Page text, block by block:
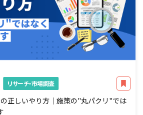
リサーチ・市場調査
正しいやり方｜施策の"丸パクリ"では